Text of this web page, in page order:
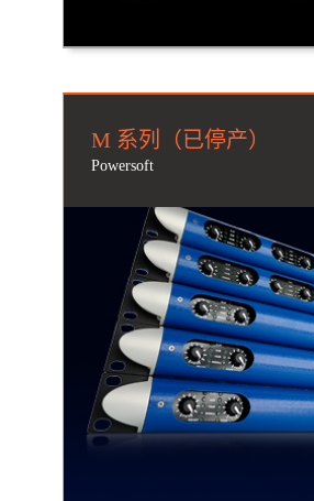
M 系列（已停产）
Powersoft